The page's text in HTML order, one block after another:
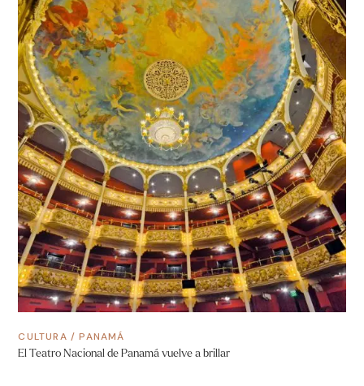
CULTURA /PANAMÁ
El Teatro Nacional de Panamá vuelve a brillar